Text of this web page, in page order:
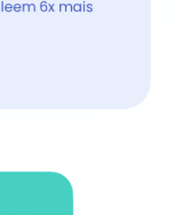
6x mais